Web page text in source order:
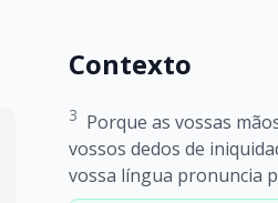
Contexto
3 Porque as vossas
vossos dedos de
vossa língua pronuncia